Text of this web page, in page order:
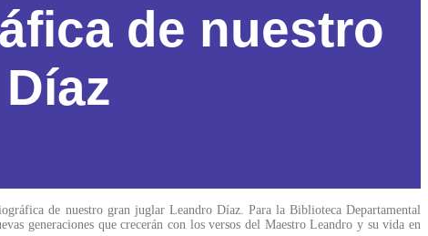
de nuestro
de nuestro gran juglar Leandro Díaz. Para la Biblioteca Departamental
generaciones que crecerán con los versos del Maestro Leandro y su vida en